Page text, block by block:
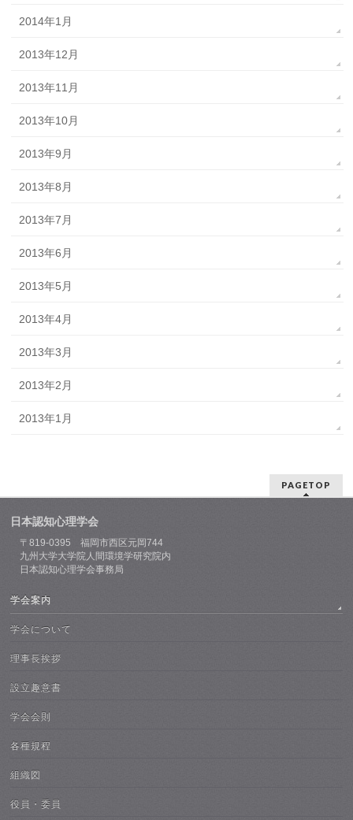
2014年1月
2013年12月
2013年11月
2013年10月
2013年9月
2013年8月
2013年7月
2013年6月
2013年5月
2013年4月
2013年3月
2013年2月
2013年1月
PAGETOP
日本認知心理学会
〒819-0395 福岡市西区元岡744
九州大学大学院人間環境学研究院内
日本認知心理学会事務局
学会案内
学会について
理事長挨拶
設立趣意書
学会会則
各種規程
組織図
役員・委員